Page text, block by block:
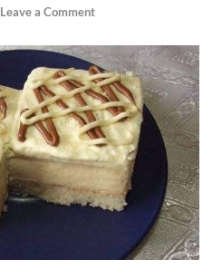
Leave a Comment